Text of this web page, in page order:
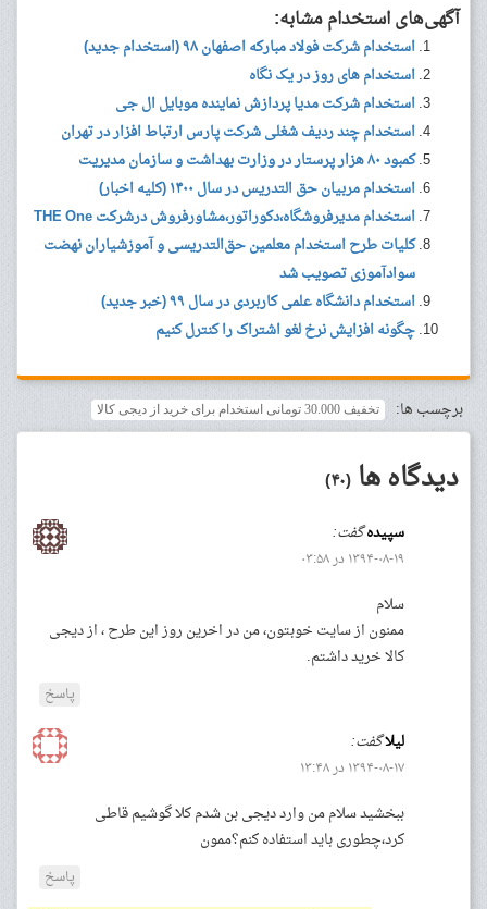
آگهی‌های استخدام مشابه:
استخدام شرکت فولاد مبارکه اصفهان ۹۸ (استخدام جدید)
استخدام های روز در یک نگاه
استخدام شرکت مدیا پردازش نماینده موبایل ال جی
استخدام چند ردیف شغلی شرکت پارس ارتباط افزار در تهران
کمبود ۸۰ هزار پرستار در وزارت بهداشت و سازمان مدیریت
استخدام مربیان حق التدریس در سال ۱۴۰۰ (کلیه اخبار)
استخدام مدیرفروشگاه،دکوراتور،مشاورفروش درشرکت THE One
کلیات طرح استخدام معلمین حق‌التدریسی و آموزشیاران نهضت
سوادآموزی تصویب شد
استخدام دانشگاه علمی کاربردی در سال ۹۹ (خبر جدید)
چگونه افزایش نرخ لغو اشتراک را کنترل کنیم
برچسب ها: تخفیف 30.000 تومانی استخدام برای خرید از دیجی کالا
دیدگاه ها (۴۰)
سپیدهگفت:
۱۳۹۴-۰۸-۱۹ در ۰۳:۵۸
سلام
ممنون از سایت خوبتون، من در اخرین روز این طرح ، از دیجی
کالا خرید داشتم.
پاسخ
لیلاگفت:
۱۳۹۴-۰۸-۱۷ در ۱۳:۴۸
ببخشید سلام من وارد دیجی بن شدم کلا گوشیم قاطی
کرد،چطوری باید استفاده کنم؟ممون
پاسخ